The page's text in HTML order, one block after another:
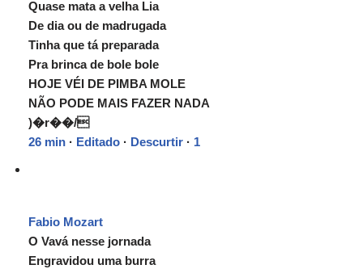
Quase mata a velha Lia
De dia ou de madrugada
Tinha que tá preparada
Pra brinca de bole bole
HOJE VÉI DE PIMBA MOLE
NÃO PODE MAIS FAZER NADA
)�r��/
26 min · Editado · Descurtir · 1
Fabio Mozart
O Vavá nesse jornada
Engravidou uma burra